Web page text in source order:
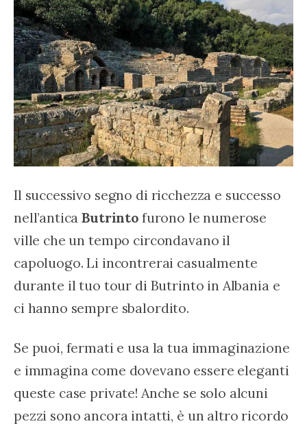
Il successivo segno di ricchezza e successo
nell’antica Butrinto furono le numerose
ville che un tempo circondavano il
capoluogo. Li incontrerai casualmente
durante il tuo tour di Butrinto in Albania e
ci hanno sempre sbalordito.
Se puoi, fermati e usa la tua immaginazione
e immagina come dovevano essere eleganti
queste case private! Anche se solo alcuni
pezzi sono ancora intatti, è un altro ricordo